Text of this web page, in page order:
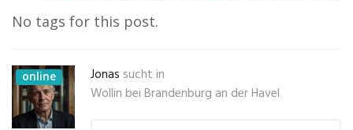
No tags for this post.
online Jonas sucht in
Wollin bei Brandenburg an der Havel